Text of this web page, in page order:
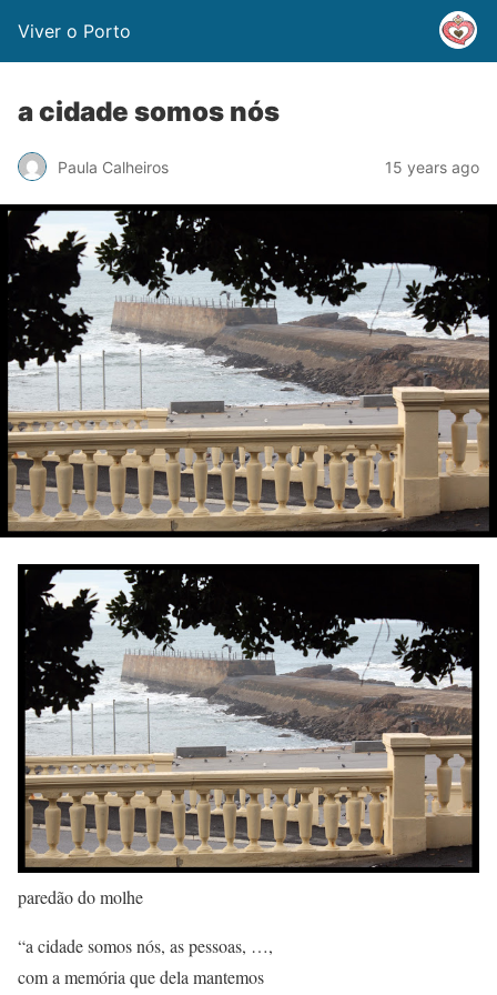
Viver o Porto
a cidade somos nós
Paula Calheiros 15 years ago
paredão do molhe
“a cidade somos nós, as pessoas, …,
com a memória que dela mantemos